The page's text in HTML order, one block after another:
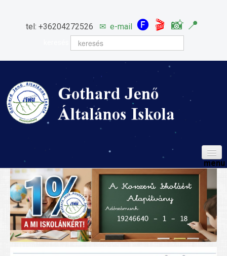
tel: +36204272526 ✉ e-mail 🅕 🎬 📸 📍
HÍREINK
ISKOLÁNK
Igazgatói köszöntő
Iskolánkról